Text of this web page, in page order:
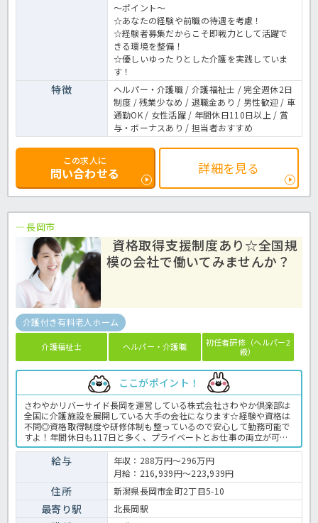
～ポイント～
☆あなたの経験や前職の待遇を考慮！
☆経験者募集だからこそ即戦力として活躍で
きる環境を整備！
☆優しいゆったりとした介護を実践していま
す！
特徴
ヘルパー・介護職 / 介護福祉士 / 完全週休2日
制度 / 残業少なめ / 退職金あり / 男性歓迎 / 車
通勤OK / 女性活躍 / 年間休日110日以上 / 賞
与・ボーナスあり / 担当者おすすめ
この求人に
問い合わせる 詳細を見る
長岡市
資格取得支援制度あり☆全国規
模の会社で働いてみませんか？
介護付き有料老人ホーム
介護福祉士 ヘルパー・介護職
初任者研修（ヘルパー2
級）
ここがポイント！
さわやかリバーサイド長岡を運営している株式会社さわやか倶楽部は
全国に介護施設を展開している大手の会社になります☆経験や資格は
不問◎資格取得制度や研修体制も整っているので安心して勤務可能で
すよ！年間休日も117日と多く、プライベートとお仕事の両立が可能
な環境になります☆定年が65歳で長く勤務することも可能で、65歳以
降も条件面は変わらずに働けるので安心の職場です〇求人が気になる
方は是非ほっ介護までお問い合わせください！有料老人ホームでの介
護業務全般です。＜介護職 正職員 有料老人ホームの求人＞
給与
年収：288万円～296万円
月給：216,939円～223,939円
住所 新潟県長岡市金町2丁目5-10
最寄り駅 北長岡駅